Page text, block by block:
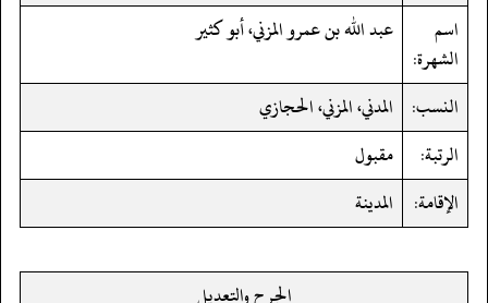
اسم
الشهرة:
عبد الله بن عمرو المزني، أبو كثير
النسب: المدني، المزني، الحجازي
الرتبة:
مقبول
الإقامة:
المدينة
الجرح والتعديل